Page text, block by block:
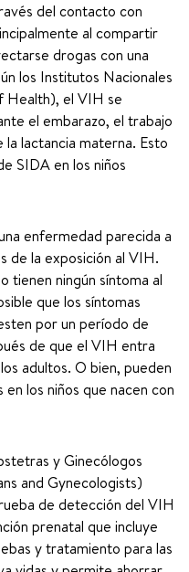
del contacto con
al compartir
drogas con una
los Institutos Nacionales
Health), el VIH se
el embarazo, el trabajo
lactancia materna. Esto
SIDA en los niños
enfermedad parecida a
de la exposición al VIH.
tienen ningún síntoma al
que los síntomas
por un período de
de que el VIH entra
adultos. O bien, pueden
los niños que nacen con
y Ginecólogos
and Gynecologists)
de detección del VIH
prenatal que incluye
y tratamiento para las